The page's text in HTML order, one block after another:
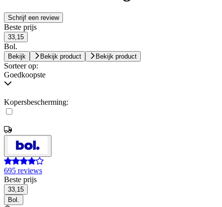
Schrijf een review
Beste prijs
33,15
Bol.
Bekijk Bekijk product Bekijk product
Sorteer op:
Goedkoopste
Kopersbescherming:
695 reviews
Beste prijs
33,15
Bol.